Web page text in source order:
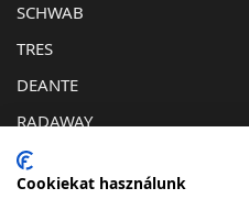
SCHWAB
TRES
DEANTE
RADAWAY
KAPCSOLAT
Cookiekat használunk